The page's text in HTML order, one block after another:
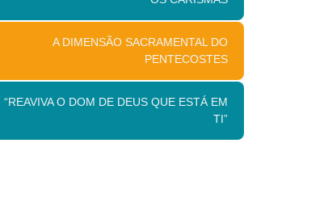
A DIMENSÃO SACRAMENTAL DO
PENTECOSTES
“REAVIVA O DOM DE DEUS QUE ESTÁ EM
TI”